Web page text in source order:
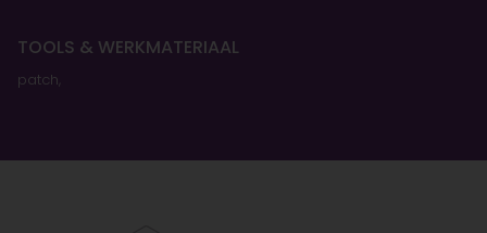
TOOLS & WERKMATERIAAL
patch,